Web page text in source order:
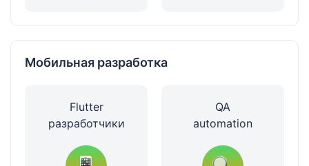
Мобильная разработка
Flutter
разработчики
QA
automation